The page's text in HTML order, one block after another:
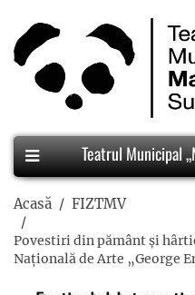
Teatrul Municipal
Acasă FIZTMV
Povestiri din pământ și
Națională de Arte „George